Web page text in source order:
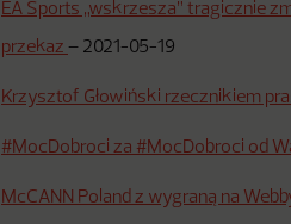
EA Sports „wskrzesza” tragicznie
przekaz – 2021-05-19
Krzysztof Głowiński rzecznikiem
#MocDobroci za #MocDobroci od
McCANN Poland z wygraną na